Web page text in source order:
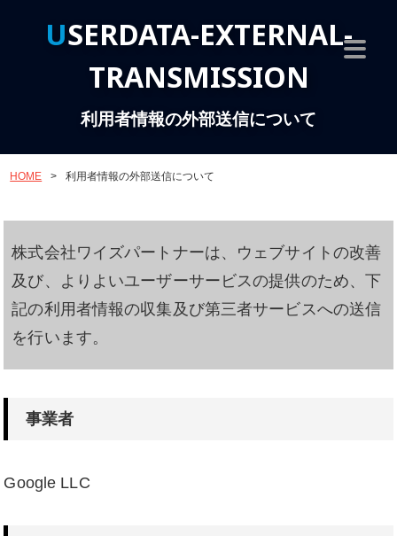
USERDATA-EXTERNAL-
TRANSMISSION
利用者情報の外部送信について
HOME > 利用者情報の外部送信について
株式会社ワイズパートナーは、ウェブサイトの改善
及び、よりよいユーザーサービスの提供のため、下
記の利用者情報の収集及び第三者サービスへの送信
を行います。
事業者
Google LLC